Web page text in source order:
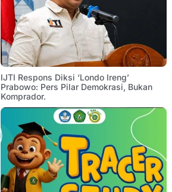
IJTI Respons Diksi ‘Londo Ireng’
Prabowo: Pers Pilar Demokrasi, Bukan
Komprador.